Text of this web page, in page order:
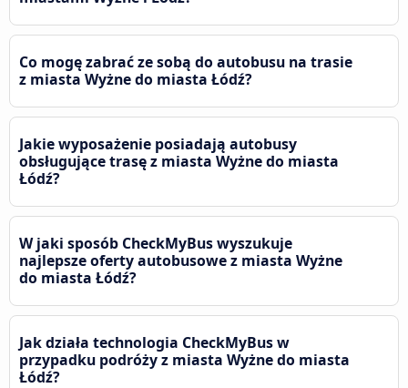
Co mogę zabrać ze sobą do autobusu na trasie
z miasta Wyżne do miasta Łódź?
Jakie wyposażenie posiadają autobusy
obsługujące trasę z miasta Wyżne do miasta
Łódź?
W jaki sposób CheckMyBus wyszukuje
najlepsze oferty autobusowe z miasta Wyżne
do miasta Łódź?
Jak działa technologia CheckMyBus w
przypadku podróży z miasta Wyżne do miasta
Łódź?